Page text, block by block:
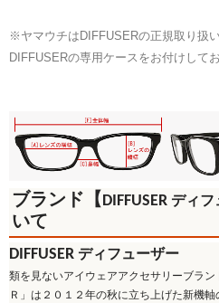
ラ
ス
ド
Yellow×Dark
Brown
SG1003
E
個
※ヤマウチはDIFFUSERの正規取り扱
DIFFUSERの専用ケースをお付けしてお
ブランド【DIFFUSER ディフ
いて
DIFFUSER ディフューザー
類を見ないアイウェアアクセサリーブラン
Ｒ」は２０１２年の秋に立ち上げた新機